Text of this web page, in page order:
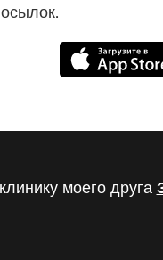
моего друга